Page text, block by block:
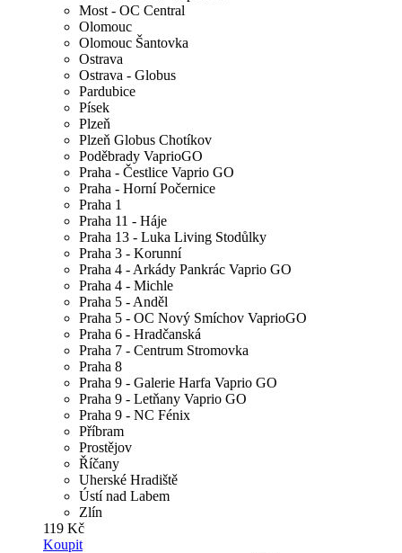
Most - OC Central
Olomouc
Olomouc Šantovka
Ostrava
Ostrava - Globus
Pardubice
Písek
Plzeň
Plzeň Globus Chotíkov
Poděbrady VaprioGO
Praha - Čestlice Vaprio GO
Praha - Horní Počernice
Praha 1
Praha 11 - Háje
Praha 13 - Luka Living Stodůlky
Praha 3 - Korunní
Praha 4 - Arkády Pankrác Vaprio GO
Praha 4 - Michle
Praha 5 - Anděl
Praha 5 - OC Nový Smíchov VaprioGO
Praha 6 - Hradčanská
Praha 7 - Centrum Stromovka
Praha 8
Praha 9 - Galerie Harfa Vaprio GO
Praha 9 - Letňany Vaprio GO
Praha 9 - NC Fénix
Příbram
Prostějov
Říčany
Uherské Hradiště
Ústí nad Labem
Zlín
119 Kč
Koupit